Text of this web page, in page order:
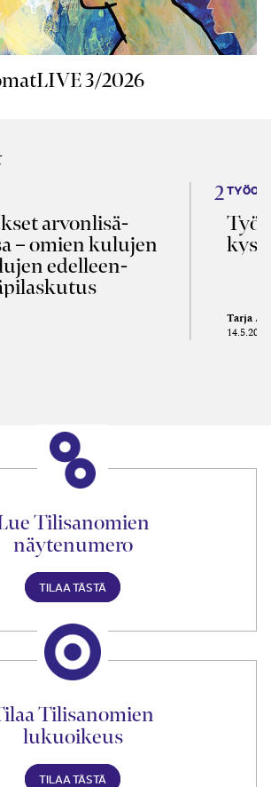
3/2026
arvon­lisä­
– omien kulujen
edelleen­
Tarja
14.5.2021
Tilisanomien
näytenumero
TILAA TÄSTÄ
Tilisanomien
lukuoikeus
TILAA TÄSTÄ